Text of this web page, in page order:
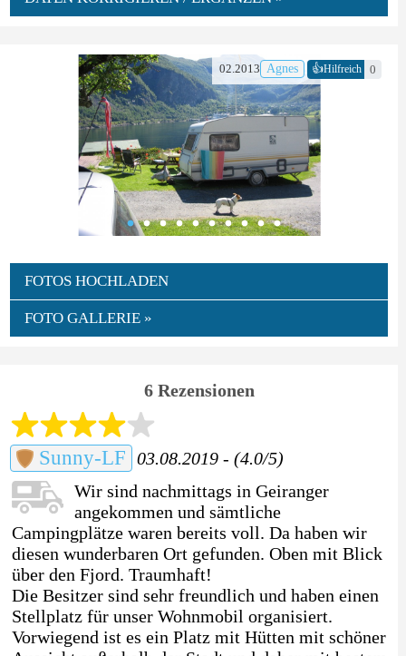
02.2013 Agnes 👍Hilfreich 0
FOTOS HOCHLADEN
FOTO GALLERIE »
6 Rezensionen
Sunny-LF 03.08.2019 - (4.0/5)
Wir sind nachmittags in Geiranger
angekommen und sämtliche
Campingplätze waren bereits voll. Da haben wir
diesen wunderbaren Ort gefunden. Oben mit Blick
über den Fjord. Traumhaft!
Die Besitzer sind sehr freundlich und haben einen
Stellplatz für unser Wohnmobil organisiert.
Vorwiegend ist es ein Platz mit Hütten mit schöner